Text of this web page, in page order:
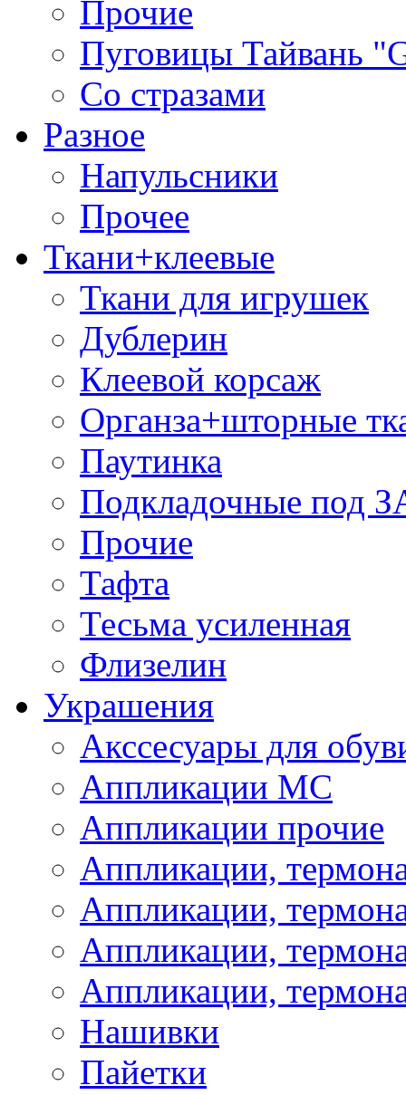
Прочие
Пуговицы Тайвань
Со стразами
Разное
Напульсники
Прочее
Ткани+клеевые
Ткани для игрушек
Дублерин
Клеевой корсаж
Органза+шторные
Паутинка
Подкладочные под
Прочие
Тафта
Тесьма усиленная
Флизелин
Украшения
Акссесуары для
Аппликации МС
Аппликации прочие
Аппликации,
Аппликации,
Аппликации,
Аппликации,
Нашивки
Пайетки